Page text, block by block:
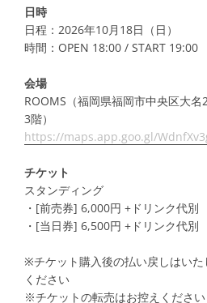
日時
日程：2026年10月18日（日）
時間：OPEN 18:00 / START 19:00
会場
ROOMS（福岡県福岡市中央区大
3階）
https://maps.app.goo.gl/
チケット
スタンディング
・[前売券] 6,000円 +ドリンク代別
・[当日券] 6,500円 +ドリンク代別
※チケット購入後の払い戻しはい
ください
※チケットの転売はお控えください